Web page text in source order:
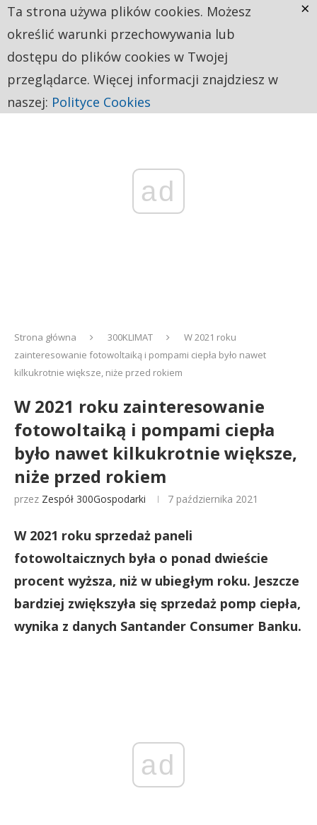
ad
Strona główna 300KLIMAT
W 2021 roku
zainteresowanie fotowoltaiką i pompami ciepła było nawet
kilkukrotnie większe, niże przed rokiem
W 2021 roku zainteresowanie
fotowoltaiką i pompami ciepła
było nawet kilkukrotnie większe,
niże przed rokiem
przez Zespół 300Gospodarki 7 października 2021
W 2021 roku sprzedaż paneli
fotowoltaicznych była o ponad dwieście
procent wyższa, niż w ubiegłym roku. Jeszcze
bardziej zwiększyła się sprzedaż pomp ciepła,
wynika z danych Santander Consumer Banku.
ad
Ta strona używa plików cookies. Możesz
określić warunki przechowywania lub
dostępu do plików cookies w Twojej
przeglądarce. Więcej informacji znajdziesz w
naszej: Polityce Cookies
×